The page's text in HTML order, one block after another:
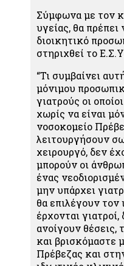
Σύμφωνα με τον
υγείας, θα
διοικητικό
στηριχθεί το
“Τι συμβαίνει
μόνιμου
γιατρούς οι
χωρίς να είναι
νοσοκομείο
λειτουργήσουν
χειρουργό, δεν
μπορούν οι
ένας
μην υπάρχει
θα επιλέγουν
έρχονται
ανοίγουν θέσεις,
και βρισκόμαστε
Πρέβεζας και